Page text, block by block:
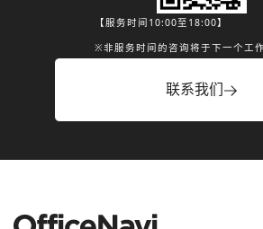
【服务时间10:00至18:00】
※非服务时间的咨询将于下一个工
联系我们